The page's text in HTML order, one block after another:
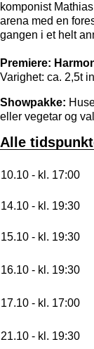
komponist
arena med en
gangen i et helt
Premiere:
Varighet: ca. 2,5t
Showpakke:
eller vegetar og
Alle
10.10 - kl. 17:00
14.10 - kl. 19:30
15.10 - kl. 19:30
16.10 - kl. 19:30
17.10 - kl. 17:00
21.10 - kl. 19:30